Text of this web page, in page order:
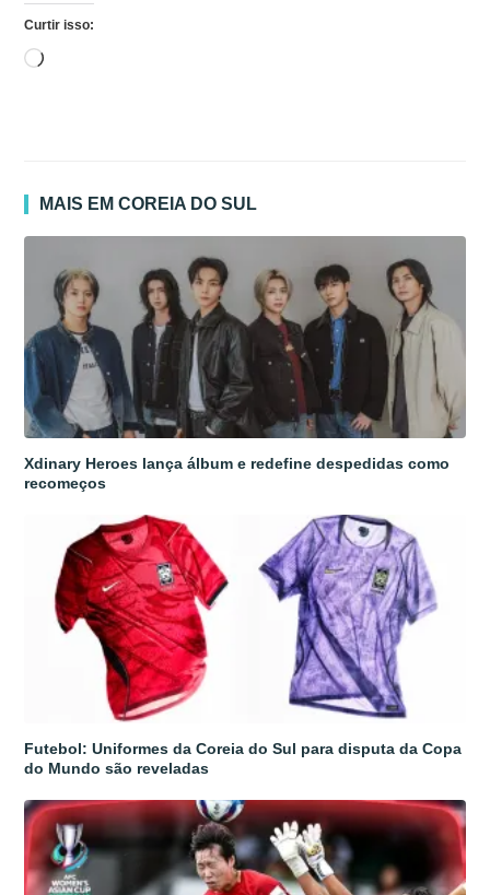
Curtir isso:
Carregando...
MAIS EM COREIA DO SUL
Xdinary Heroes lança álbum e redefine despedidas como
recomeços
Futebol: Uniformes da Coreia do Sul para disputa da Copa
do Mundo são reveladas